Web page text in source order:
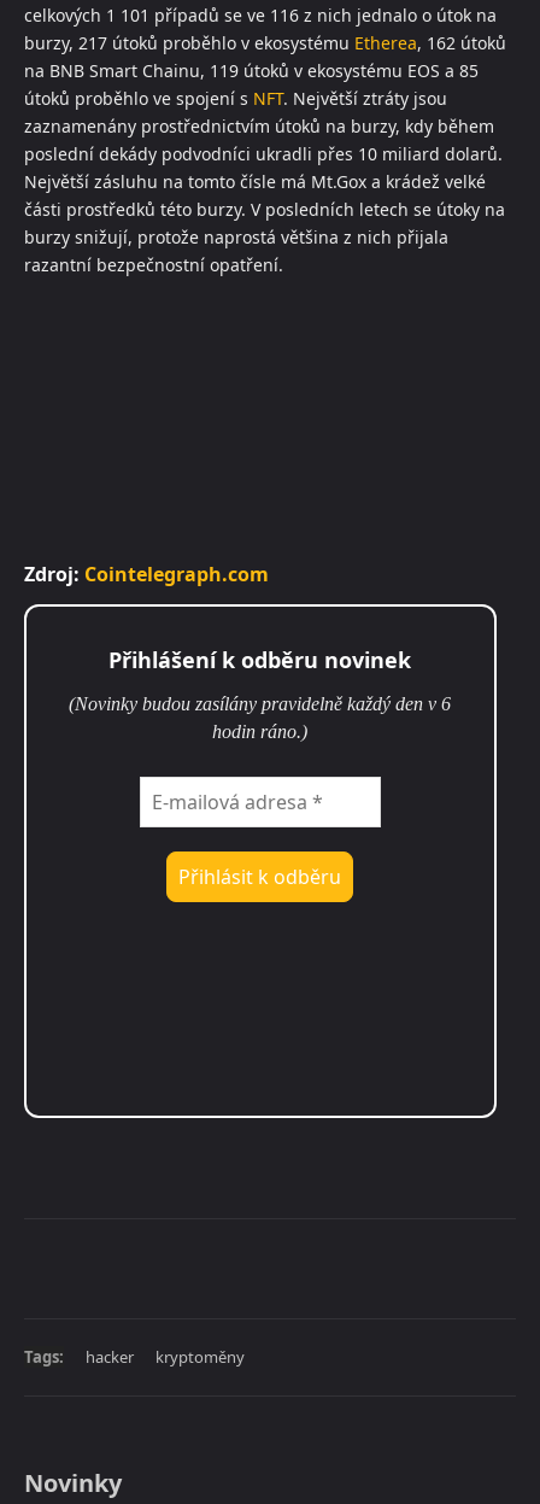
celkových 1 101 případů se ve 116 z nich jednalo o útok na
burzy, 217 útoků proběhlo v ekosystému Etherea, 162 útoků
na BNB Smart Chainu, 119 útoků v ekosystému EOS a 85
útoků proběhlo ve spojení s NFT. Největší ztráty jsou
zaznamenány prostřednictvím útoků na burzy, kdy během
poslední dekády podvodníci ukradli přes 10 miliard dolarů.
Největší zásluhu na tomto čísle má Mt.Gox a krádež velké
části prostředků této burzy. V posledních letech se útoky na
burzy snižují, protože naprostá většina z nich přijala
razantní bezpečnostní opatření.
Zdroj: Cointelegraph.com
Přihlášení k odběru novinek
(Novinky budou zasílány pravidelně každý den v 6
hodin ráno.)
Tags: hacker kryptoměny
Novinky